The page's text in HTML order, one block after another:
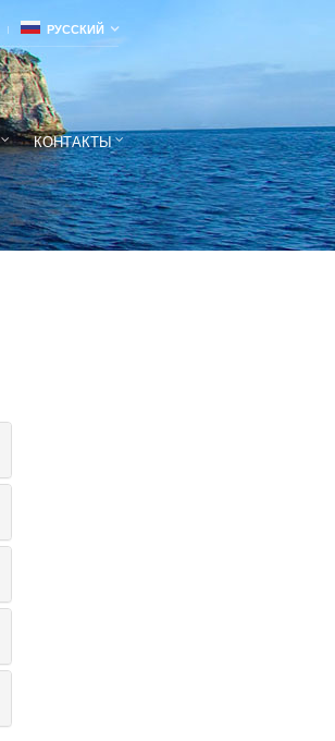
РУССКИЙ
КОНТАКТЫ